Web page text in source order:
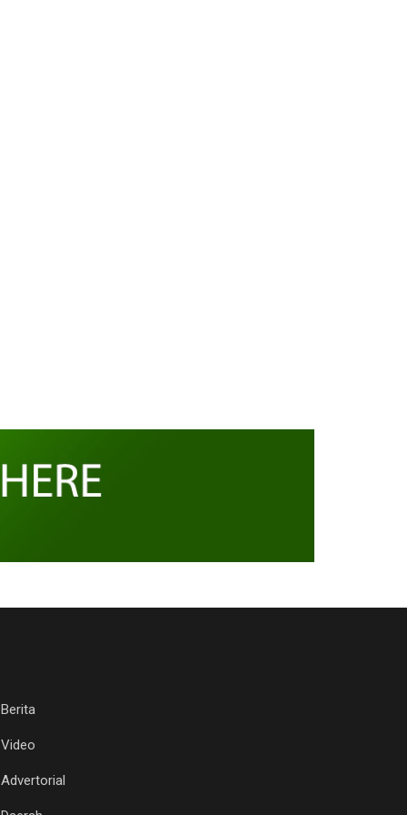
Berita
Video
Advertorial